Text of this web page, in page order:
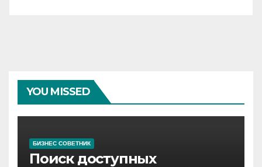
YOU MISSED
БИЗНЕС СОВЕТНИК
Поиск доступных